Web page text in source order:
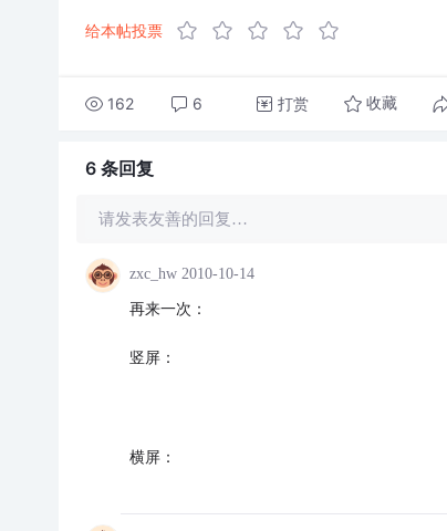
给本帖投票
162 6 打赏 收藏
6 条回复
请发表友善的回复…
zxc_hw 2010-10-14
再来一次：
竖屏：
横屏：